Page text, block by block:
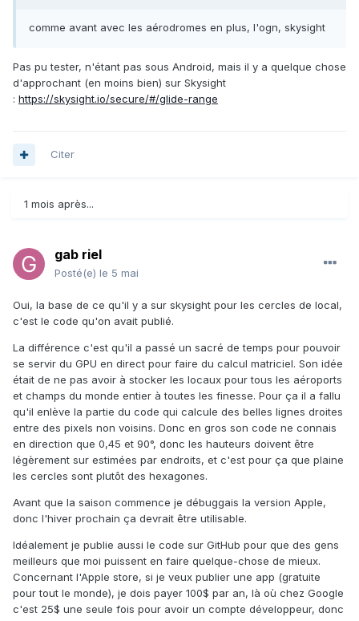
comme avant avec les aérodromes en plus, l'ogn, skysight
Pas pu tester, n'étant pas sous Android, mais il y a quelque chose
d'approchant (en moins bien) sur Skysight
: https://skysight.io/secure/#/glide-range
Citer
1 mois après...
gab riel
Posté(e) le 5 mai
Oui, la base de ce qu'il y a sur skysight pour les cercles de local,
c'est le code qu'on avait publié.
La différence c'est qu'il a passé un sacré de temps pour pouvoir
se servir du GPU en direct pour faire du calcul matriciel. Son idée
était de ne pas avoir à stocker les locaux pour tous les aéroports
et champs du monde entier à toutes les finesse. Pour ça il a fallu
qu'il enlève la partie du code qui calcule des belles lignes droites
entre des pixels non voisins. Donc en gros son code ne connais
en direction que 0,45 et 90°, donc les hauteurs doivent être
légèrement sur estimées par endroits, et c'est pour ça que plaine
les cercles sont plutôt des hexagones.
Avant que la saison commence je débuggais la version Apple,
donc l'hiver prochain ça devrait être utilisable.
Idéalement je publie aussi le code sur GitHub pour que des gens
meilleurs que moi puissent en faire quelque-chose de mieux.
Concernant l'Apple store, si je veux publier une app (gratuite
pour tout le monde), je dois payer 100$ par an, là où chez Google
c'est 25$ une seule fois pour avoir un compte développeur, donc